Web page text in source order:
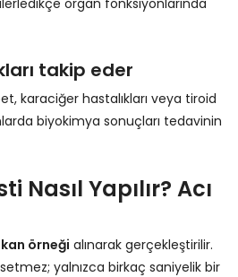
takip eder
karaciğer hastalıkları veya tiroid
biyokimya sonuçları tedavinin
Nasıl Yapılır? Acı
örneği alınarak gerçekleştirilir.
yalnızca birkaç saniyelik bir